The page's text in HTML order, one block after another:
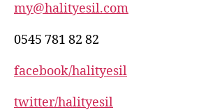
my@halityesil.com
0545 781 82 82
facebook/halityesil
twitter/halityesil